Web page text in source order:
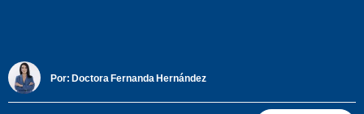
Por: Doctora Fernanda Hernández